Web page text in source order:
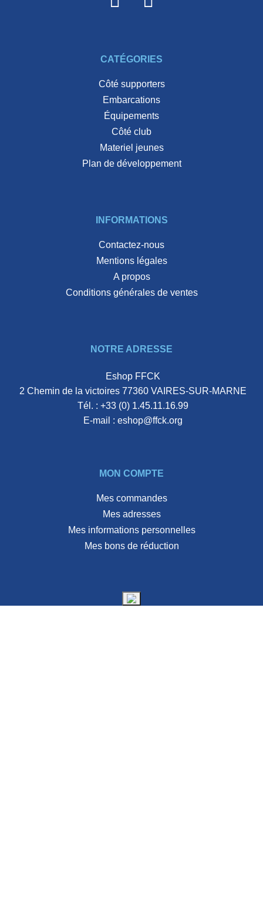
CATÉGORIES
côté supporters
embarcations
équipements
côté club
materiel jeunes
plan de développement
INFORMATIONS
Contactez-nous
Mentions légales
A propos
Conditions générales de ventes
NOTRE ADRESSE
Eshop FFCK
2 Chemin de la victoires 77360 VAIRES-SUR-MARNE
Tél. : +33 (0) 1.45.11.16.99
E-mail : eshop@ffck.org
MON COMPTE
Mes commandes
Mes adresses
Mes informations personnelles
Mes bons de réduction